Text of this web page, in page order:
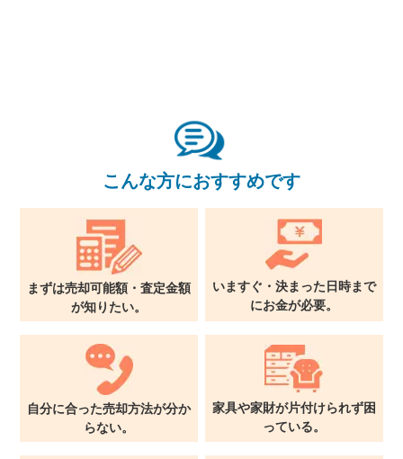
こんな方におすすめです
まずは売却可能額・査定金額
が知りたい。
いますぐ・決まった日時まで
にお金が必要。
自分に合った売却方法が分か
らない。
家具や家財が片付けられず困
っている。